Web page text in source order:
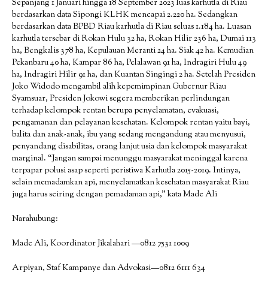
Sepanjang 1 Januari hingga 18 September 2023 luas karhutla di Riau
berdasarkan data Sipongi KLHK mencapai 2.220 ha. Sedangkan
berdasarkan data BPBD Riau karhutla di Riau seluas 1.184 ha. Luasan
karhutla tersebar di Rokan Hulu 32 ha, Rokan Hilir 236 ha, Dumai 113
ha, Bengkalis 378 ha, Kepulauan Meranti 24 ha. Siak 42 ha. Kemudian
Pekanbaru 40 ha, Kampar 86 ha, Pelalawan 91 ha, Indragiri Hulu 49
ha, Indragiri Hilir 91 ha, dan Kuantan Singingi 2 ha. Setelah Presiden
Joko Widodo mengambil alih kepemimpinan Gubernur Riau
Syamsuar, Presiden Jokowi segera memberikan perlindungan
terhadap kelompok rentan berupa penyelamatan, evakuasi,
pengamanan dan pelayanan kesehatan. Kelompok rentan yaitu bayi,
balita dan anak-anak, ibu yang sedang mengandung atau menyusui,
penyandang disabilitas, orang lanjut usia dan kelompok masyarakat
marginal. “Jangan sampai menunggu masyarakat meninggal karena
terpapar polusi asap seperti peristiwa Karhutla 2015-2019. Intinya,
selain memadamkan api, menyelamatkan kesehatan masyarakat Riau
juga harus seiring dengan pemadaman api,” kata Made Ali
Narahubung:
Made Ali, Koordinator Jikalahari —0812 7531 1009
Arpiyan, Staf Kampanye dan Advokasi—0812 6111 634